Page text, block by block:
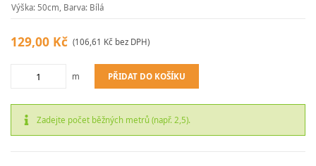
Výška: 50cm, Barva: Bílá
129,00 Kč (106,61 Kč bez DPH)
m PŘIDAT DO KOŠÍKU
Zadejte počet běžných metrů (např. 2,5).